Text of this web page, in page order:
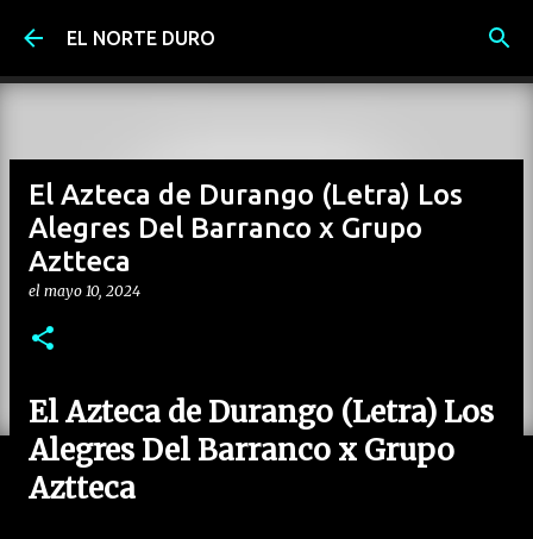
Ir al contenido principal
EL NORTE DURO
El Azteca de Durango (Letra) Los
Alegres Del Barranco x Grupo
Aztteca
el mayo 10, 2024
El Azteca de Durango (Letra) Los
Alegres Del Barranco x Grupo
Aztteca